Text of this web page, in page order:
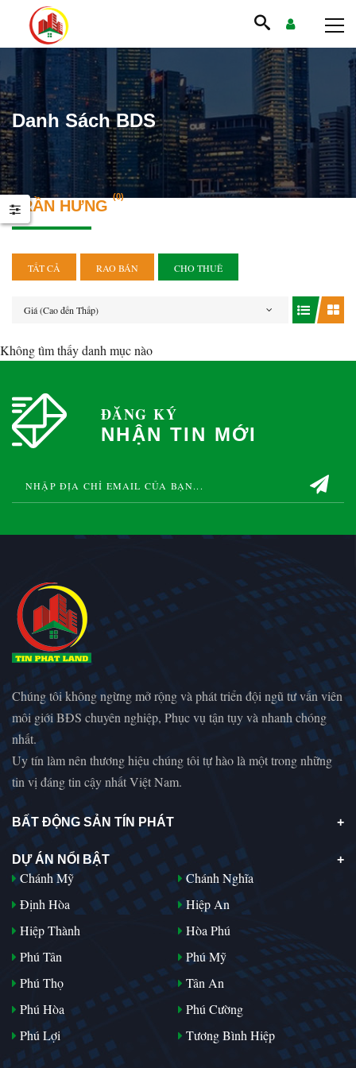
Danh Sách BDS
TRẦN HƯNG
(0)
TẤT CẢ RAO BÁN CHO THUÊ
Giá (Cao đến Thấp)
Không tìm thấy danh mục nào
Bán đất trung tâm khu dân cư Chánh Nghĩa đường D8 và D9, Thủ Dầu Một, Bình Dương.
7.5 Tỷ 750
HAPPY ONE CENTRAL Bình Dương
35 Triệu
ĐĂNG KÝ
NHẬN TIN MỚI
Chúng tôi không ngừng mở rộng và phát triển đội ngũ tư vấn viên
môi giới BĐS chuyên nghiệp, Phục vụ tận tụy và nhanh chóng
nhất.
Uy tín làm nên thương hiệu chúng tôi tự hào là một trong những
tin vị đáng tin cậy nhất Việt Nam.
BẤT ĐỘNG SẢN TÍN PHÁT
DỰ ÁN NỔI BẬT
Chánh Mỹ
Chánh Nghĩa
Định Hòa
Hiệp An
Hiệp Thành
Hòa Phú
Phú Tân
Phú Mỹ
Phú Thọ
Tân An
Phú Hòa
Phú Cường
Phú Lợi
Tương Bình Hiệp